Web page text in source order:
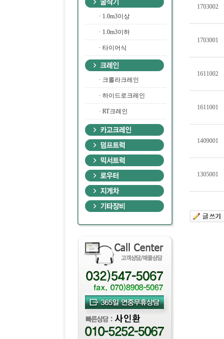
· 1.0m3이상
· 1.0m3이하
· 타이어식
· 크롤라크레인
· 하이드로크레인
· RT크레인
1703002
1703001
1611002
1611001
1409001
1305001